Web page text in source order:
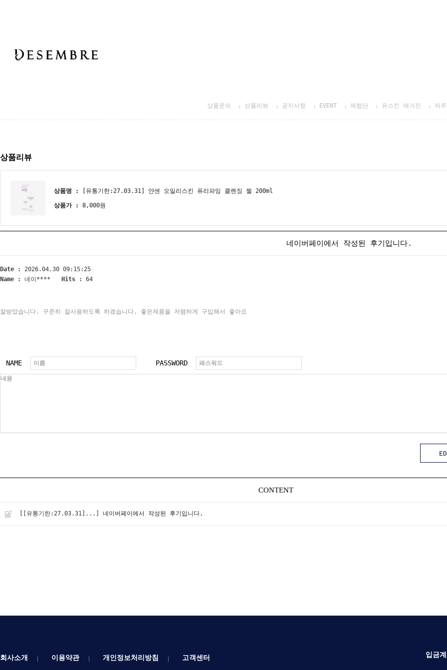
상품문의 상품리뷰 공지사항 EVENT 체험단 유스킨 매거진 자
상품리뷰
상품명 : [유통기한:27.03.31] 얀센 오일리스킨 퓨리파잉 클렌징 젤 200ml
상품가 : 8,000원
네이버페이에서 작성된 후기입니다.
Date :
2026.04.30 09:15:25
Name :
네이**** Hits : 64
잘받았습니다. 꾸준히 잘사용하도록 하겠습니다. 좋은제품을 저렴하게 구입해서 좋아요
NAME PASSWORD
CONTENT
[[유통기한:27.03.31]...] 네이버페이에서 작성된 후기입니다.
회사소개 이용약관 개인정보처리방침 고객센터 입금